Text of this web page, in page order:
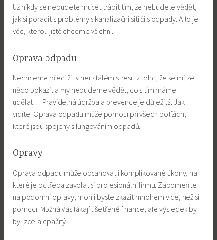
Už nikdy se nebudete muset trápit tím, že nebudete vědět,
jak si poradit s problémy s kanalizační sítí či s odpady. A to je
věc, kterou jistě chceme všichni.
Oprava odpadu
Nechceme přeci žít v neustálém stresu z toho, že se může
něco pokazit a my nebudeme vědět, co s tím máme
udělat… Pravidelná údržba a prevence je důležitá. Jak
vidíte, Oprava odpadu může pomoci při všech potížích,
které jsou spojeny s fungováním odpadů.
Opravy
Oprava odpadu může obsahovat i komplikované úkony, na
které je potřeba zavolat si profesionální firmu. Zapomeňte
na podomní opravy, mohli byste zkazit mnohem více, než si
pomoci. Možná Vás lákají ušetřené finance, ale výsledek by
byl zcela opačný…